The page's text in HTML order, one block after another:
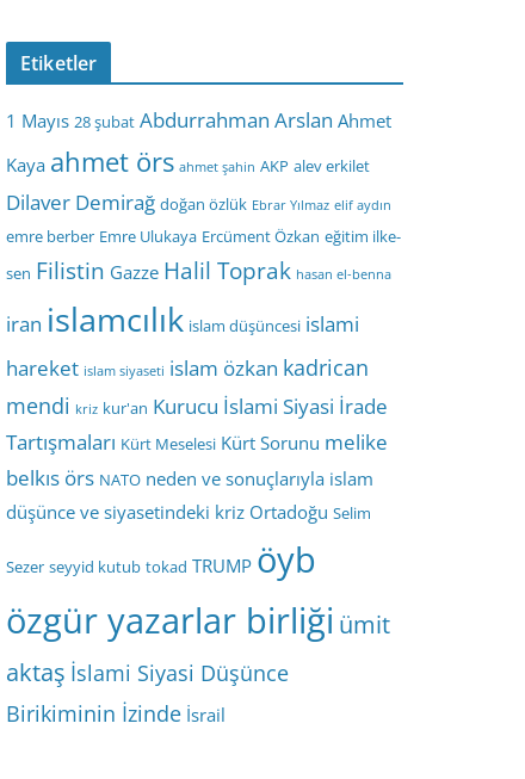
Etiketler
1 Mayıs 28 şubat Abdurrahman Arslan Ahmet
Kaya ahmet örs ahmet şahin AKP alev erkilet
Dilaver Demirağ doğan özlük Ebrar Yılmaz elif aydın
emre berber Emre Ulukaya Ercüment Özkan eğitim ilke-
sen Filistin Gazze Halil Toprak hasan el-benna
iran islamcılık islam düşüncesi islami
hareket islam siyaseti islam özkan kadrican
mendi kriz kur'an Kurucu İslami Siyasi İrade
Tartışmaları Kürt Meselesi Kürt Sorunu melike
belkıs örs NATO neden ve sonuçlarıyla islam
düşünce ve siyasetindeki kriz Ortadoğu Selim
Sezer seyyid kutub tokad TRUMP öyb
özgür yazarlar birliği ümit
aktaş İslami Siyasi Düşünce
Birikiminin İzinde İsrail